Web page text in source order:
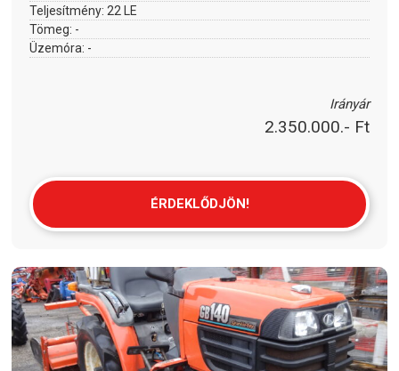
Teljesítmény: 22 LE
Tömeg: -
Üzemóra: -
Irányár
2.350.000.- Ft
ÉRDEKLŐDJÖN!